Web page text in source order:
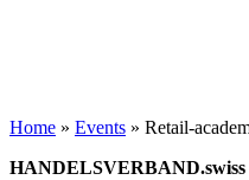
Home » Events » Retail-
HANDELSVERBAND.swiss